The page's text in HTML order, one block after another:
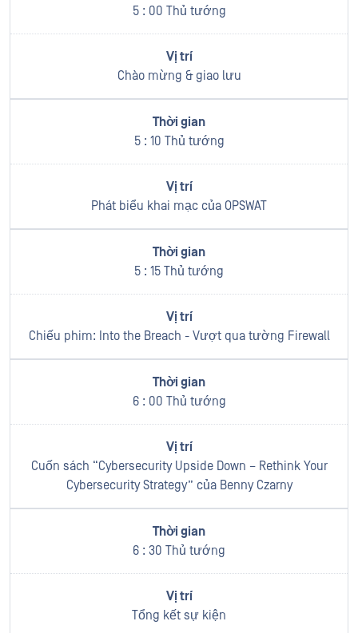
5 : 00 Thủ tướng
Chào mừng & giao lưu
5 : 10 Thủ tướng
Phát biểu khai mạc của OPSWAT
5 : 15 Thủ tướng
Chiếu phim: Into the Breach - Vượt qua tường Firewall
6 : 00 Thủ tướng
Cuốn sách “Cybersecurity Upside Down – Rethink Your
Cybersecurity Strategy” của Benny Czarny
6 : 30 Thủ tướng
Tổng kết sự kiện